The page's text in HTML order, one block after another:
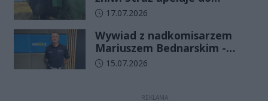
rolników o ostrożność
Data dodania artykułu:
17.07.2026
Wywiad z nadkomisarzem
Mariuszem Bednarskim -
Wydział Ruchu Drogowego
Data dodania artykułu:
15.07.2026
REKLAMA